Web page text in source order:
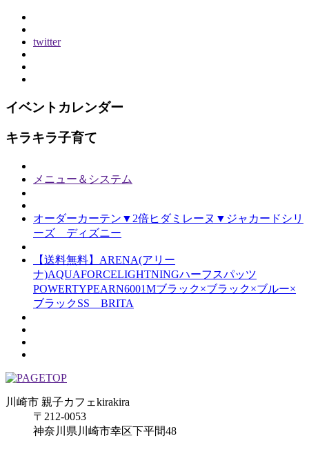
twitter
イベントカレンダー
キラキラ子育て
メニュー＆システム
オーダーカーテン▼2倍ヒダミレーヌ▼ジャカードシリ
ーズ ディズニー
【送料無料】ARENA(アリー
ナ)AQUAFORCELIGHTNINGハーフスパッツ
POWERTYPEARN6001Mブラック×ブラック×ブルー×
ブラックSS BRITA
川崎市 親子カフェkirakira
〒212-0053
神奈川県川崎市幸区下平間48